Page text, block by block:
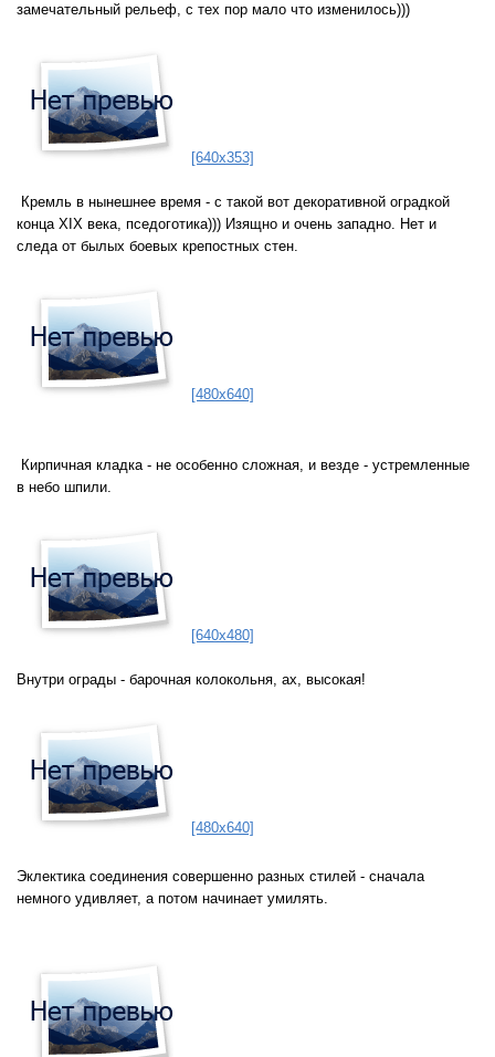
замечательный рельеф, с тех пор мало что изменилось)))
[640x353]
Кремль в нынешнее время - с такой вот декоративной оградкой
конца XIX века, пседоготика))) Изящно и очень западно. Нет и
следа от былых боевых крепостных стен.
[480x640]
Кирпичная кладка - не особенно сложная, и везде - устремленные
в небо шпили.
[640x480]
Внутри ограды - барочная колокольня, ах, высокая!
[480x640]
Эклектика соединения совершенно разных стилей - сначала
немного удивляет, а потом начинает умилять.